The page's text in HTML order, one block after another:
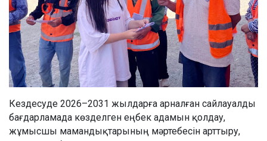
Кездесуде 2026–2031 жылдарға арналған сайлауалды
бағдарламада көзделген еңбек адамын қолдау,
жұмысшы мамандықтарының мәртебесін арттыру,